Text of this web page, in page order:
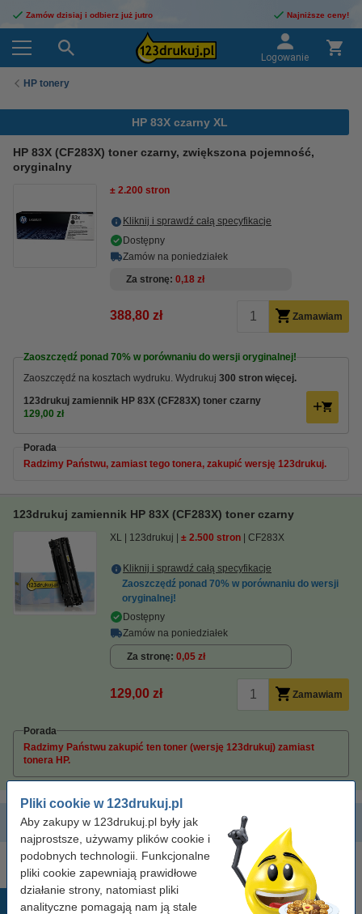
Pliki cookie w 123drukuj.pl
Aby zakupy w 123drukuj.pl były jak
najprostsze, używamy plików cookie i
podobnych technologii. Funkcjonalne
pliki cookie zapewniają prawidłowe
działanie strony, natomiast pliki
analityczne pomagają nam ją stale
Zamów dzisiaj i odbierz już jutro Najniższe ceny!
Logowanie
HP tonery
HP 83X czarny XL
HP 83X (CF283X) toner czarny, zwiększona pojemność,
oryginalny
± 2.200 stron
Kliknij i sprawdź całą specyfikacje
Dostępny
Zamów na poniedziałek
Za stronę 0,18 zł
388,80 zł Zamawiam
Zaoszczędź ponad 70% w porównaniu do wersji oryginalnej!
Zaoszczędź na kosztach wydruku. Wydrukuj 300 stron więcej.
123drukuj zamiennik HP 83X (CF283X) toner czarny
129,00 zł
Porada
Radzimy Państwu, zamiast tego tonera, zakupić wersję 123drukuj.
123drukuj zamiennik HP 83X (CF283X) toner czarny
XL 123drukuj ± 2.500 stron CF283X
Kliknij i sprawdź całą specyfikacje
Zaoszczędź ponad 70% w porównaniu do wersji
oryginalnej!
Dostępny
Zamów na poniedziałek
Za stronę 0,05 zł
129,00 zł Zamawiam
Porada
Radzimy Państwu zakupić ten toner (wersję 123drukuj) zamiast
tonera HP.
CF283XD
Popularne produkty